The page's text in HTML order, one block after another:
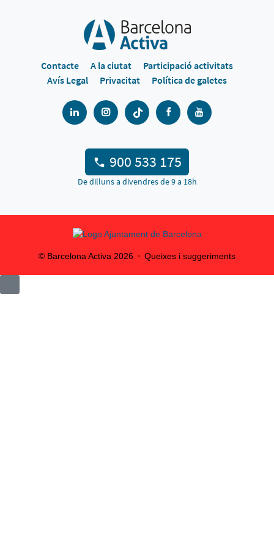
Contacte A la ciutat
Participació activitats
Avís Legal
Privacitat Política de galetes
900 533 175
De dilluns a divendres de 9 a 18h
© Barcelona Activa 2026 Queixes i suggeriments